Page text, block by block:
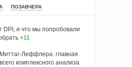
ПОЗАВЧЕРА
DPI, и что мы попробовали
+11
Леффлера: главная
комплексного анализа